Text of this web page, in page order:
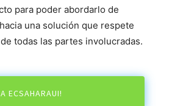
para poder abordarlo de
una solución que respete
todas las partes involucradas.
ECSAHARAUI!